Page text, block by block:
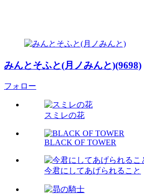
みんとそふと(月ノみんと)(9698)
フォロー
スミレの花
BLACK OF TOWER
今君にしてあげられること